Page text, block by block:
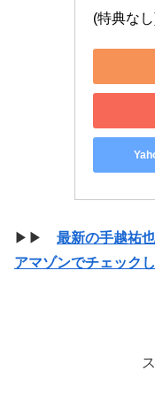
(特典な
▶▶ 最新の手越祐
アマゾンでチェック